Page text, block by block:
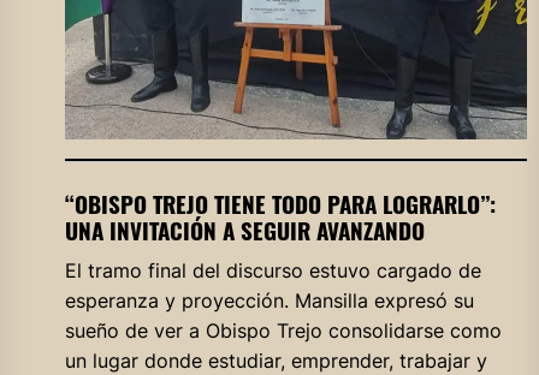
“OBISPO TREJO TIENE TODO PARA LOGRARLO”:
UNA INVITACIÓN A SEGUIR AVANZANDO
El tramo final del discurso estuvo cargado de
esperanza y proyección. Mansilla expresó su
sueño de ver a Obispo Trejo consolidarse como
un lugar donde estudiar, emprender, trabajar y